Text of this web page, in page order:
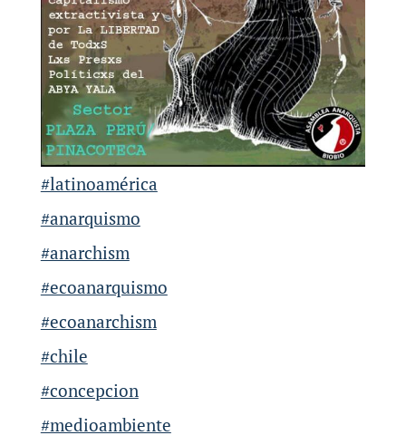
#latinoamérica
#anarquismo
#anarchism
#ecoanarquismo
#ecoanarchism
#chile
#concepcion
#medioambiente